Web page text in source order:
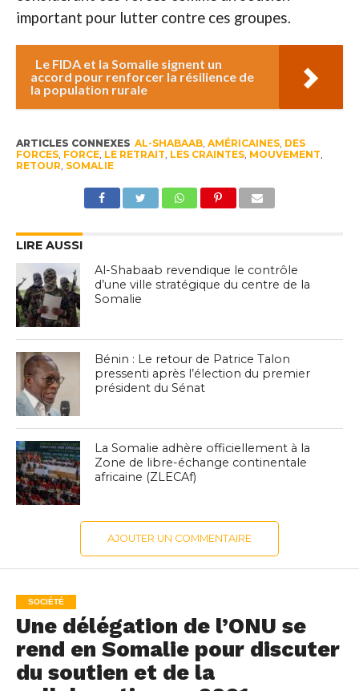
important pour lutter contre ces groupes.
Le FIDA et la Somalie signent un
accord pour renforcer la résilience de
la population rurale
ARTICLES CONNEXES AL-SHABAAB, AMÉRICAINES, DES
FORCES, FORCE, LE RETRAIT, LES CRAINTES, MOUVEMENT,
RETOUR, SOMALIE
LIRE AUSSI
Al-Shabaab revendique le contrôle
d’une ville stratégique du centre de la
Somalie
Bénin : Le retour de Patrice Talon
pressenti après l’élection du premier
président du Sénat
La Somalie adhère officiellement à la
Zone de libre-échange continentale
africaine (ZLECAf)
AJOUTER UN COMMENTAIRE
SOCIÉTÉ
Une délégation de l’ONU se
rend en Somalie pour discuter
du soutien et de la